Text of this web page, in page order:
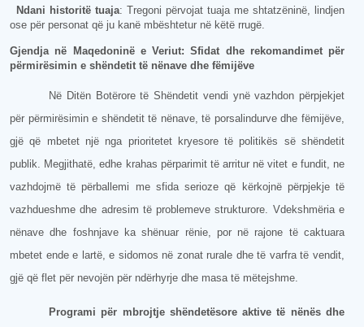
Ndani historitë tuaja: Tregoni përvojat tuaja me shtatzëninë, lindjen
ose për personat që ju kanë mbështetur në këtë rrugë.
Gjendja në Maqedoninë e Veriut: Sfidat dhe rekomandimet për
përmirësimin e shëndetit të nënave dhe fëmijëve
Në Ditën Botërore të Shëndetit vendi ynë vazhdon përpjekjet
për përmirësimin e shëndetit të nënave, të porsalindurve dhe fëmijëve,
gjë që mbetet një nga prioritetet kryesore të politikës së shëndetit
publik. Megjithatë, edhe krahas përparimit të arritur në vitet e fundit, ne
vazhdojmë të përballemi me sfida serioze që kërkojnë përpjekje të
vazhdueshme dhe adresim të problemeve strukturore. Vdekshmëria e
nënave dhe foshnjave ka shënuar rënie, por në rajone të caktuara
mbetet ende e lartë, e sidomos në zonat rurale dhe të varfra të vendit,
gjë që flet për nevojën për ndërhyrje dhe masa të mëtejshme.
Programi për mbrojtje shëndetësore aktive të nënës dhe